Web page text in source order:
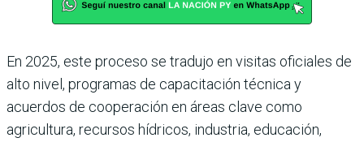
En 2025, este proceso se tra­dujo en visitas oficiales de
alto nivel, programas de capacita­ción técnica y
acuerdos de coo­peración en áreas clave como
agricultura, recursos hídricos, industria, educación,